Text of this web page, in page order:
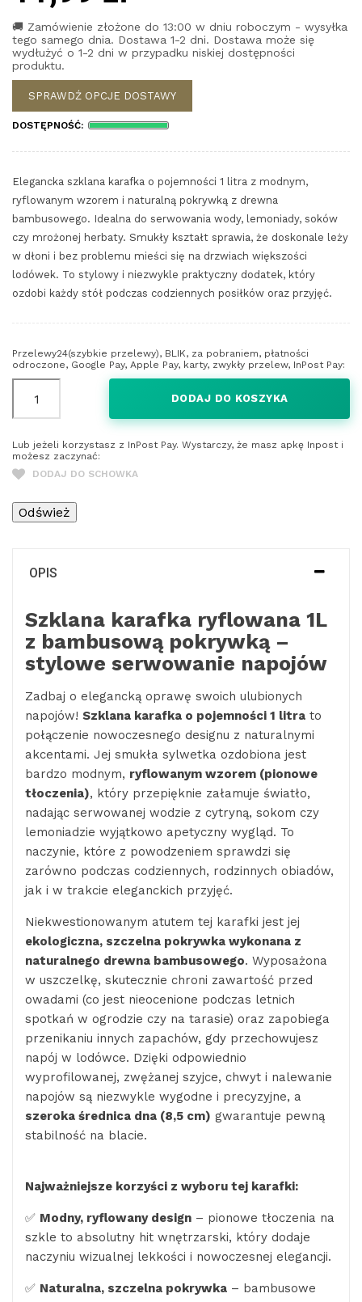
🚚 Zamówienie złożone do 13:00 w dniu roboczym - wysyłka
tego samego dnia. Dostawa 1-2 dni. Dostawa może się
wydłużyć o 1-2 dni w przypadku niskiej dostępności
produktu.
SPRAWDŹ OPCJE DOSTAWY
DOSTĘPNOŚĆ:
Elegancka szklana karafka o pojemności 1 litra z modnym,
ryflowanym wzorem i naturalną pokrywką z drewna
bambusowego. Idealna do serwowania wody, lemoniady, soków
czy mrożonej herbaty. Smukły kształt sprawia, że doskonale leży
w dłoni i bez problemu mieści się na drzwiach większości
lodówek. To stylowy i niezwykle praktyczny dodatek, który
ozdobi każdy stół podczas codziennych posiłków oraz przyjęć.
Przelewy24(szybkie przelewy), BLIK, za pobraniem, płatności
odroczone, Google Pay, Apple Pay, karty, zwykły przelew, InPost Pay:
DODAJ DO KOSZYKA
Lub jeżeli korzystasz z InPost Pay. Wystarczy, że masz apkę Inpost i
możesz zaczynać:
DODAJ DO SCHOWKA
OPIS
Szklana karafka ryflowana 1L
z bambusową pokrywką –
stylowe serwowanie napojów
Zadbaj o elegancką oprawę swoich ulubionych
napojów! Szklana karafka o pojemności 1 litra to
połączenie nowoczesnego designu z naturalnymi
akcentami. Jej smukła sylwetka ozdobiona jest
bardzo modnym, ryflowanym wzorem (pionowe
tłoczenia), który przepięknie załamuje światło,
nadając serwowanej wodzie z cytryną, sokom czy
lemoniadzie wyjątkowo apetyczny wygląd. To
naczynie, które z powodzeniem sprawdzi się
zarówno podczas codziennych, rodzinnych obiadów,
jak i w trakcie eleganckich przyjęć.
Niekwestionowanym atutem tej karafki jest jej
ekologiczna, szczelna pokrywka wykonana z
naturalnego drewna bambusowego. Wyposażona
w uszczelkę, skutecznie chroni zawartość przed
owadami (co jest nieocenione podczas letnich
spotkań w ogrodzie czy na tarasie) oraz zapobiega
przenikaniu innych zapachów, gdy przechowujesz
napój w lodówce. Dzięki odpowiednio
wyprofilowanej, zwężanej szyjce, chwyt i nalewanie
napojów są niezwykle wygodne i precyzyjne, a
szeroka średnica dna (8,5 cm) gwarantuje pewną
stabilność na blacie.
Najważniejsze korzyści z wyboru tej karafki:
✅ Modny, ryflowany design – pionowe tłoczenia na
szkle to absolutny hit wnętrzarski, który dodaje
naczyniu wizualnej lekkości i nowoczesnej elegancji.
✅ Naturalna, szczelna pokrywka – bambusowe